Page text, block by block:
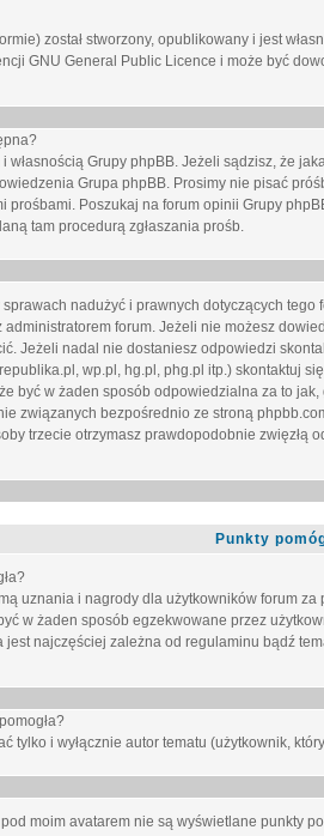
został stworzony, opublikowany i jest
GNU General Public Licence i może być
własnością Grupy phpBB. Jeżeli sądzisz, że
Grupa phpBB. Prosimy nie pisać
prośbami. Poszukaj na forum opinii Grupy
tam procedurą zgłaszania prośb.
nadużyć i prawnych dotyczących tego
forum. Jeżeli nie możesz
Jeżeli nadal nie dostaniesz odpowiedzi
wp.pl, hg.pl, phg.pl itp.) skontaktuj
być w żaden sposób odpowiedzialna za to
związanych bezpośrednio ze stroną
trzecie otrzymasz prawdopodobnie zwięzłą
Punkty
uznania i nagrody dla użytkowników forum
w żaden sposób egzekwowane przez
jest najczęściej zależna od regulaminu bądź
tylko i wyłącznie autor tematu (użytkownik,
moim avatarem nie są wyświetlane punkty